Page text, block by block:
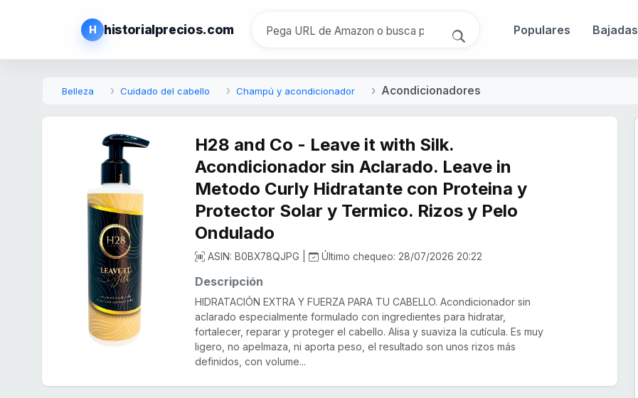
H historialprecios.com Populares Bajadas
Belleza Cuidado del cabello Champú y acondicionador Acondicionadores
H28 and Co - Leave it with Silk.
Acondicionador sin Aclarado. Leave in
Metodo Curly Hidratante con Proteina y
Protector Solar y Termico. Rizos y Pelo
Ondulado
ASIN: B0BX78QJPG | Último chequeo: 28/07/2026 20:22
Descripción
HIDRATACIÓN EXTRA Y FUERZA PARA TU CABELLO. Acondicionador sin
aclarado especialmente formulado con ingredientes para hidratar,
fortalecer, reparar y proteger el cabello. Alisa y suaviza la cutícula. Es muy
ligero, no apelmaza, ni aporta peso, el resultado son unos rizos más
definidos, con volume...